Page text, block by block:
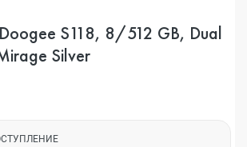
S118, 8/512 GB, Dual
Silver